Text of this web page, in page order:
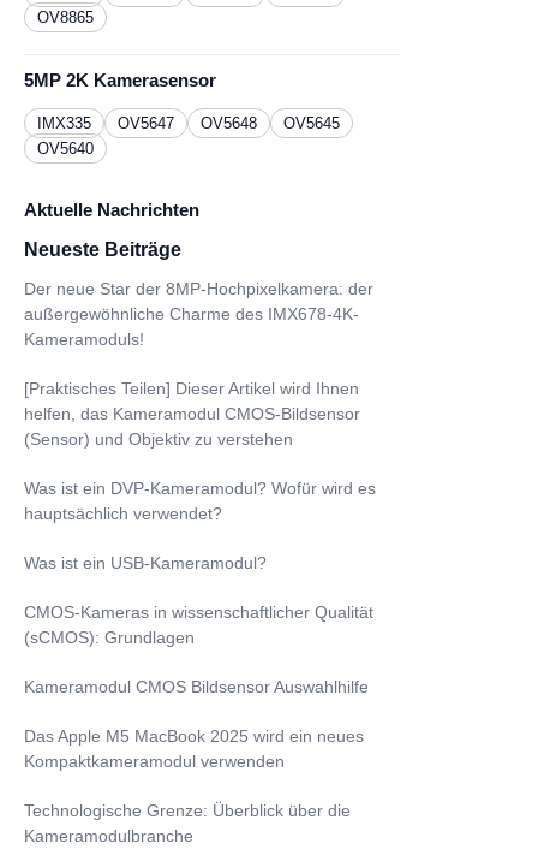
OV8865
5MP 2K Kamerasensor
IMX335 OV5647 OV5648
OV5645
OV5640
Aktuelle Nachrichten
Neueste Beiträge
Der neue Star der 8MP-Hochpixelkamera: der
außergewöhnliche Charme des IMX678-4K-
Kameramoduls!
[Praktisches Teilen] Dieser Artikel wird Ihnen
helfen, das Kameramodul CMOS-Bildsensor
(Sensor) und Objektiv zu verstehen
Was ist ein DVP-Kameramodul? Wofür wird es
hauptsächlich verwendet?
Was ist ein USB-Kameramodul?
CMOS-Kameras in wissenschaftlicher Qualität
(sCMOS): Grundlagen
Kameramodul CMOS Bildsensor Auswahlhilfe
Das Apple M5 MacBook 2025 wird ein neues
Kompaktkameramodul verwenden
Technologische Grenze: Überblick über die
Kameramodulbranche